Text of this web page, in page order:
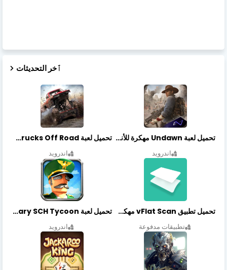
ٱخر التحديثات
تحميل لعبة Undawn مهكرة للأندرويد أخر إصدار | تحميل مباشر + موارد غير محدودة
اندرويد
تحميل لعبة Trucks Off Road مهكرة اخر اصدار
اندرويد
تحميل تطبيق vFlat Scan مهكر آخر إصدار
تطبيقات مدفوعة
تحميل لعبة Idle Military SCH Tycoon مهكرة آخر إصدار
اندرويد